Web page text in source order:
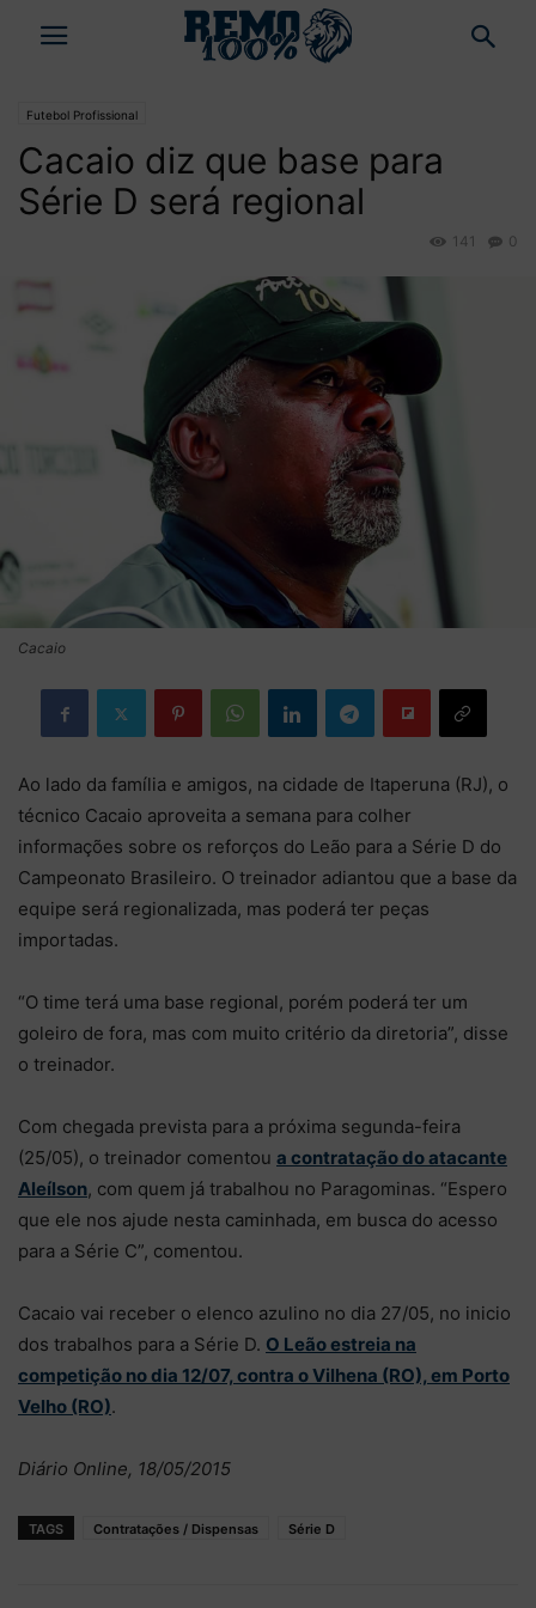
Futebol Profissional
Cacaio diz que base para
Série D será regional
0
141
Cacaio
Ao lado da família e amigos, na cidade de Itaperuna (RJ), o
técnico Cacaio aproveita a semana para colher
informações sobre os reforços do Leão para a Série D do
Campeonato Brasileiro. O treinador adiantou que a base da
equipe será regionalizada, mas poderá ter peças
importadas.
“O time terá uma base regional, porém poderá ter um
goleiro de fora, mas com muito critério da diretoria”, disse
o treinador.
Com chegada prevista para a próxima segunda-feira
(25/05), o treinador comentou a contratação do atacante
Aleílson, com quem já trabalhou no Paragominas. “Espero
que ele nos ajude nesta caminhada, em busca do acesso
para a Série C”, comentou.
Cacaio vai receber o elenco azulino no dia 27/05, no inicio
dos trabalhos para a Série D. O Leão estreia na
competição no dia 12/07, contra o Vilhena (RO), em Porto
Velho (RO).
Diário Online, 18/05/2015
TAGS Contratações / Dispensas Série D